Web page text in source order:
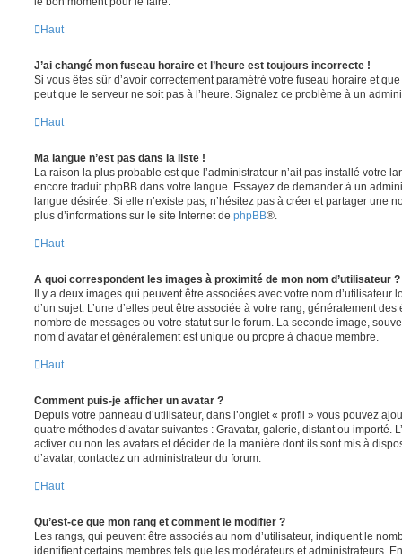
Haut
J’ai changé mon fuseau horaire et l’heure est toujours incorrecte !
Si vous êtes sûr d’avoir correctement paramétré votre fuseau horaire et
peut que le serveur ne soit pas à l’heure. Signalez ce problème à un
Haut
Ma langue n’est pas dans la liste !
La raison la plus probable est que l’administrateur n’ait pas installé votre
encore traduit phpBB dans votre langue. Essayez de demander à un
langue désirée. Si elle n’existe pas, n’hésitez pas à créer et partager une
plus d’informations sur le site Internet de phpBB®.
Haut
A quoi correspondent les images à proximité de mon nom d’utilisateur ?
Il y a deux images qui peuvent être associées avec votre nom d’utilisateur
d’un sujet. L’une d’elles peut être associée à votre rang, généralement
nombre de messages ou votre statut sur le forum. La seconde image,
nom d’avatar et généralement est unique ou propre à chaque membre.
Haut
Comment puis-je afficher un avatar ?
Depuis votre panneau d’utilisateur, dans l’onglet « profil » vous pouvez
quatre méthodes d’avatar suivantes : Gravatar, galerie, distant ou importé.
activer ou non les avatars et décider de la manière dont ils sont mis à
d’avatar, contactez un administrateur du forum.
Haut
Qu’est-ce que mon rang et comment le modifier ?
Les rangs, qui peuvent être associés au nom d’utilisateur, indiquent le
identifient certains membres tels que les modérateurs et administrateurs.